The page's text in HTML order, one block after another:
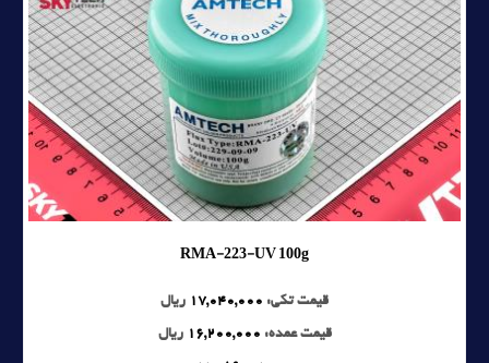
RMA-223-UV 100g
قیمت تکی: 17,040,000 ریال
قیمت عمده: 16,200,000 ریال